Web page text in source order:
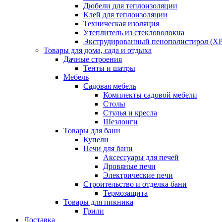
Дюбели для теплоизоляции
Клей для теплоизоляции
Техническая изоляция
Утеплитель из стекловолокна
Экструдированный пенополистирол
Товары для дома, сада и отдыха
Дачные строения
Тенты и шатры
Мебель
Садовая мебель
Комплекты садовой мебели
Столы
Стулья и кресла
Шезлонги
Товары для бани
Купели
Печи для бани
Аксессуары для печей
Дровяные печи
Электрические печи
Строительство и отделка бани
Термозащита
Товары для пикника
Грили
Доставка